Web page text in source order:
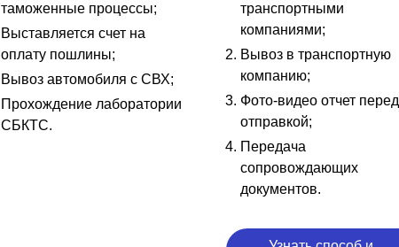
таможенные процессы;
Выставляется счет на
оплату пошлины;
Вывоз автомобиля с СВХ;
Прохождение лаборатории
СБКТС.
транспортными
компаниями;
Вывоз в транспортную
компанию;
Фото-видео отчет перед
отправкой;
Передача
сопровождающих
документов.